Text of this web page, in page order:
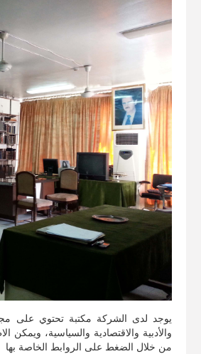
يوجد لدى الشركة مكتبة تحتوي على
والأدبية والاقتصادية والسياسية، ويمكن
من خلال الضغط على الروابط الخاصة بها